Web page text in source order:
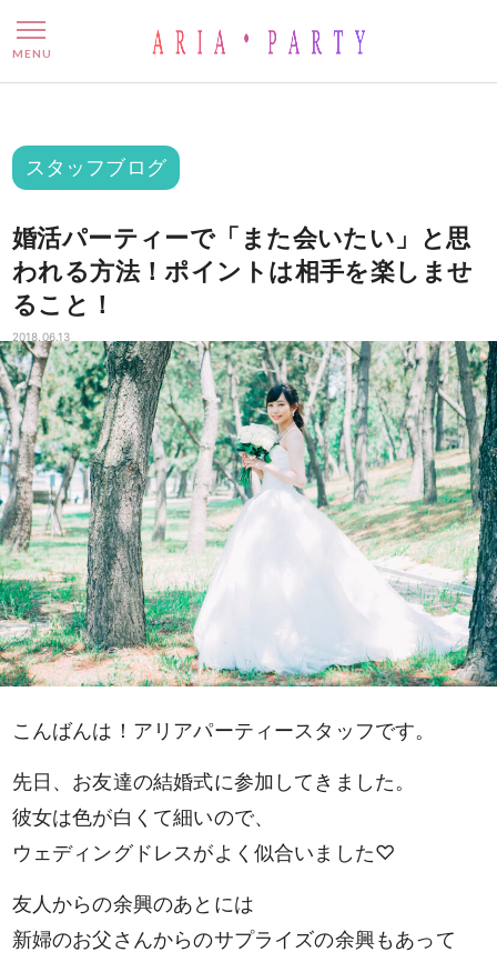
婚活パーティーで「また会い
MENU
スタッフブログ
婚活パーティーで「また会いたい」と思
われる方法！ポイントは相手を楽しませ
ること！
2018.06.13
こんばんは！アリアパーティースタッフです。
先日、お友達の結婚式に参加してきました。
彼女は色が白くて細いので、
ウェディングドレスがよく似合いました♡
友人からの余興のあとには
新婦のお父さんからのサプライズの余興もあって